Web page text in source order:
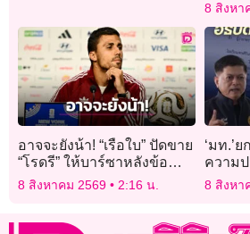
8 สิงหา
อาจจะยังน้า! “เรือใบ” ปัดขาย
“โรดรี” ให้บาร์ซาหลังข้อ
เสนอยังไม่โดนใจ
8 สิงหาคม 2569 2:16 น.
‘มท.’
ความ
เข้ม ‘อ
8 สิงหา